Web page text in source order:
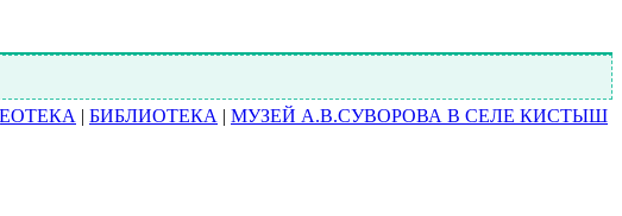
| БИБЛИОТЕКА | МУЗЕЙ А.В.СУВОРОВА В СЕЛЕ КИСТЫШ